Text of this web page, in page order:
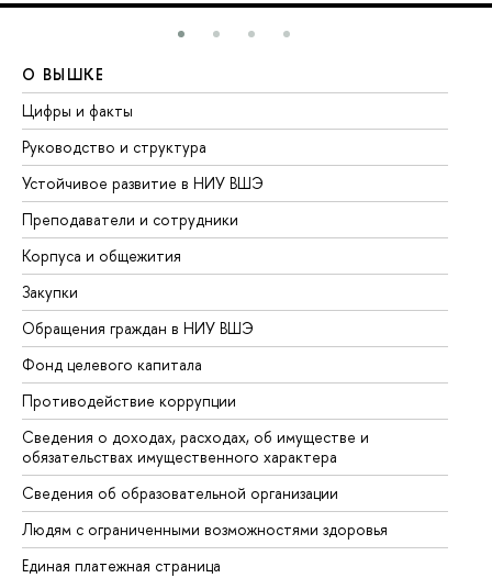
О ВЫШКЕ
Цифры и факты
Руководство и структура
Устойчивое развитие в НИУ ВШЭ
Преподаватели и сотрудники
Корпуса и общежития
Закупки
Обращения граждан в НИУ ВШЭ
Фонд целевого капитала
Противодействие коррупции
Сведения о доходах, расходах, об имуществе и
обязательствах имущественного характера
Сведения об образовательной организации
Людям с ограниченными возможностями здоровья
Единая платежная страница